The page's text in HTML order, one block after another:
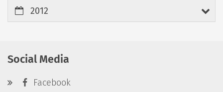
2012
Social Media
Facebook